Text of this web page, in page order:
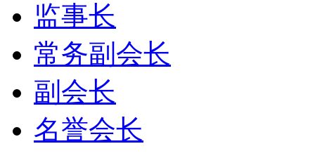
监事长
常务副会长
副会长
名誉会长